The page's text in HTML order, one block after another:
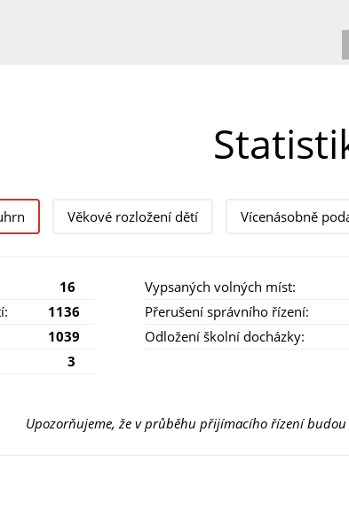
Věkové rozložení dětí Vícenásobně
16
1136
1039
3
Vypsaných volných míst:
Přerušení správního řízení:
Odložení školní docházky:
Upozorňujeme, že v průběhu přijímacího řízení